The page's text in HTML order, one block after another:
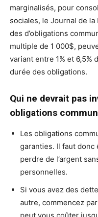
marginalisés, pour
sociales, le Journal de
des d’obligations
multiple de 1 000$,
variant entre 1% et 6,5%
durée des obligations.
Qui ne devrait pas
obligations
Les obligations
garanties. Il faut
perdre de l’argent
personnelles.
Si vous avez des
autre, commencez
peut vous coûter